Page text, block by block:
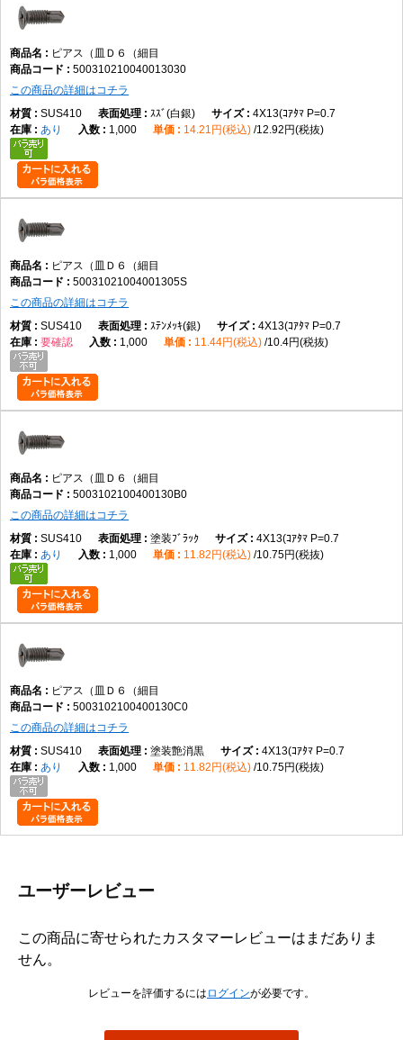
ピアス（皿Ｄ６（細目
500310210040013030
この商品の詳細はコチラ
SUS410
ｽｽﾞ(白銀)
4X13(ｺｱﾀﾏ P=0.7
あり
1,000 14.21円(税込) 12.92円(税抜)
ピアス（皿Ｄ６（細目
50031021004001305S
この商品の詳細はコチラ
SUS410
ｽﾃﾝﾒｯｷ(銀)
4X13(ｺｱﾀﾏ P=0.7
要確認
1,000 11.44円(税込) 10.4円(税抜)
ピアス（皿Ｄ６（細目
5003102100400130B0
この商品の詳細はコチラ
SUS410
塗装ﾌﾞﾗｯｸ
4X13(ｺｱﾀﾏ P=0.7
あり
1,000 11.82円(税込) 10.75円(税抜)
ピアス（皿Ｄ６（細目
5003102100400130C0
この商品の詳細はコチラ
SUS410
塗装艶消黒
4X13(ｺｱﾀﾏ P=0.7
あり
1,000 11.82円(税込) 10.75円(税抜)
ユーザーレビュー
この商品に寄せられたカスタマーレビューはまだありま
せん。
レビューを評価するには ログインが必要です。